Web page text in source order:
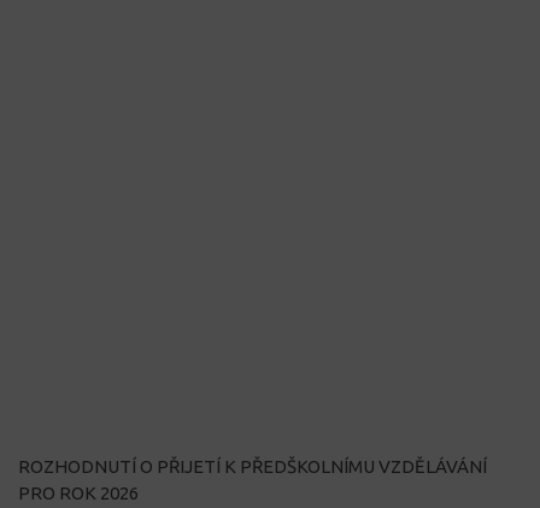
ROZHODNUTÍ O PŘIJETÍ K PŘEDŠKOLNÍMU VZDĚLÁVÁNÍ
PRO ROK 2026